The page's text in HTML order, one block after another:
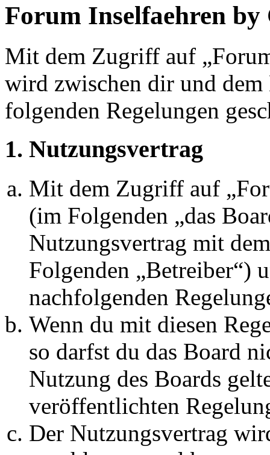
Forum Inselfaehren
Mit dem Zugriff auf
wird zwischen dir und
folgenden Regelungen
1. Nutzungsvertrag
Mit dem Zugriff auf
(im Folgenden „das
Nutzungsvertrag mit
Folgenden „Betreiber“)
nachfolgenden
Wenn du mit diesen
so darfst du das Board
Nutzung des Boards
veröffentlichten
Der Nutzungsvertrag